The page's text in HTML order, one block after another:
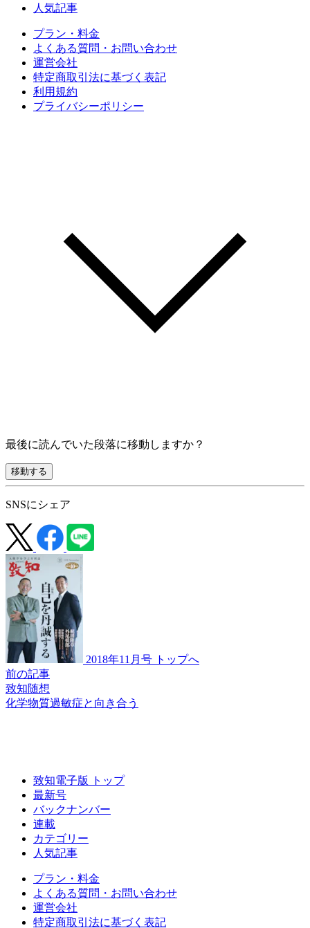
人気記事
プラン・料金
よくある質問・お問い合わせ
運営会社
特定商取引法に基づく表記
利用規約
プライバシーポリシー
最後に読んでいた段落に移動しますか？
移動する
SNSにシェア
2018年11月号 トップへ
前の記事
致知随想
化学物質過敏症と 向き合う
致知電子版 トップ
最新号
バックナンバー
連載
カテゴリー
人気記事
プラン・料金
よくある質問・お問い合わせ
運営会社
特定商取引法に基づく表記